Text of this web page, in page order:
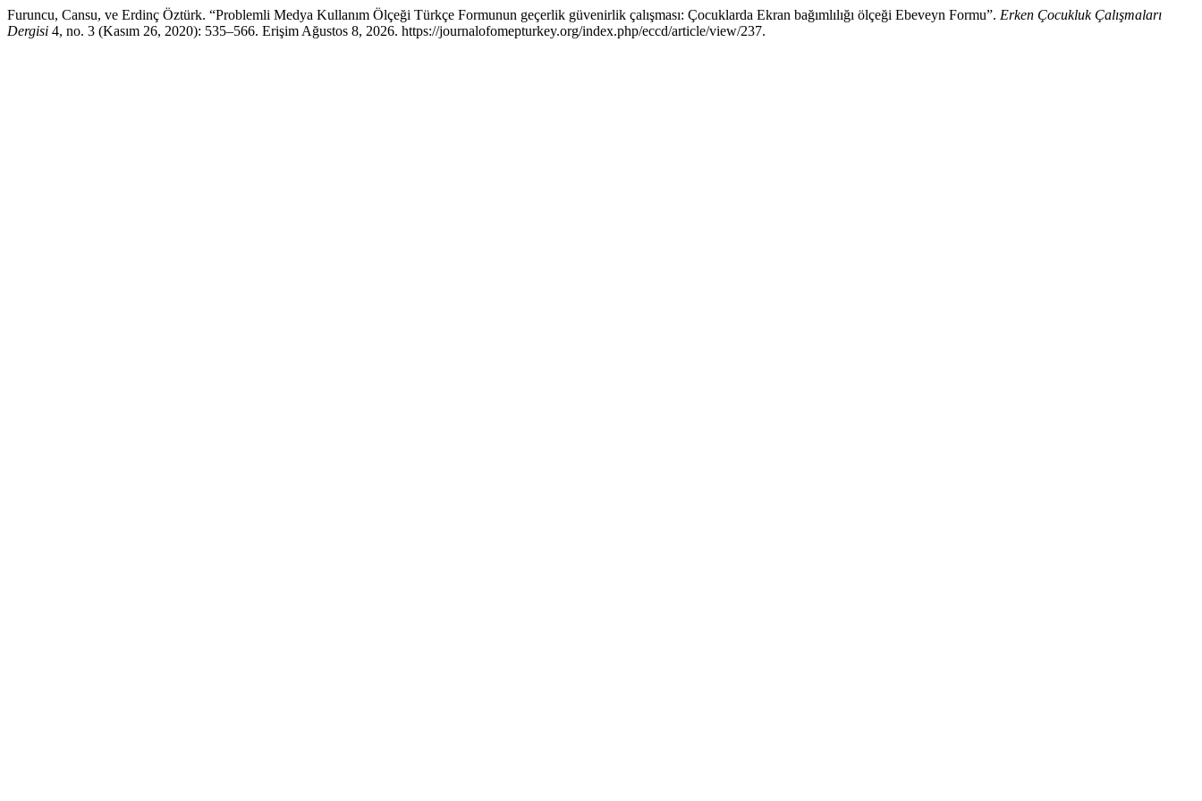
Furuncu, Cansu, ve Erdinç Öztürk. “Problemli Medya Kullanım Ölçeği Türkçe Formunun geçerlik güvenirlik çalışması: Çocuklarda Ekran bağımlılığı ölçeği Ebeveyn Formu”. Erken Çocukluk Çalışmaları
Dergisi 4, no. 3 (Kasım 26, 2020): 535–566. Erişim Ağustos 8, 2026. https://journalofomepturkey.org/index.php/eccd/article/view/237.